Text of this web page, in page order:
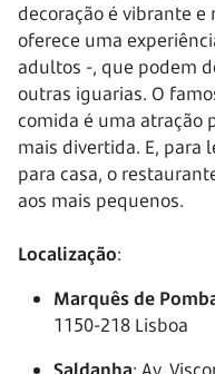
decoração é vibrante e
oferece uma
adultos -, que podem
outras iguarias. O
comida é uma atração
mais divertida. E, para
para casa, o
aos mais pequenos.
Localização:
Marquês de
1150-218 Lisboa